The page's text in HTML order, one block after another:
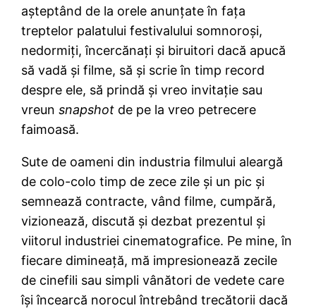
aşteptând de la orele anunţate în faţa
treptelor palatului festivalului somnoroşi,
nedormiţi, încercănaţi şi biruitori dacă apucă
să vadă şi filme, să şi scrie în timp record
despre ele, să prindă şi vreo invitaţie sau
vreunsnapshot de pe la vreo petrecere
faimoasă.
Sute de oameni din industria filmului aleargă
de colo-colo timp de zece zile şi un pic şi
semnează contracte, vând filme, cumpără,
vizionează, discută şi dezbat prezentul şi
viitorul industriei cinematografice. Pe mine, în
fiecare dimineaţă, mă impresionează zecile
de cinefili sau simpli vânători de vedete care
îşi încearcă norocul întrebând trecătorii dacă